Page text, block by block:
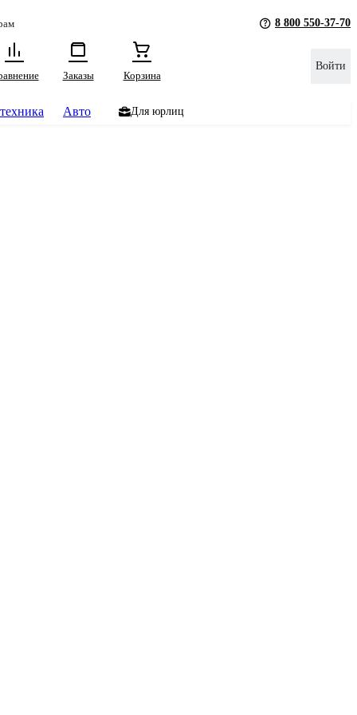
8 800 550-37-70
Заказы Корзина
Войти
Авто Для юрлиц